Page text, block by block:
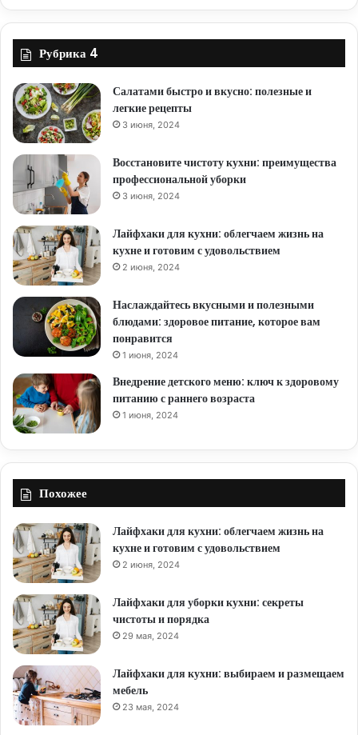
Рубрика 4
Салатами быстро и вкусно: полезные и
легкие рецепты
3 июня, 2024
Восстановите чистоту кухни: преимущества
профессиональной уборки
3 июня, 2024
Лайфхаки для кухни: облегчаем жизнь на
кухне и готовим с удовольствием
2 июня, 2024
Наслаждайтесь вкусными и полезными
блюдами: здоровое питание, которое вам
понравится
1 июня, 2024
Внедрение детского меню: ключ к здоровому
питанию с раннего возраста
1 июня, 2024
Похожее
Лайфхаки для кухни: облегчаем жизнь на
кухне и готовим с удовольствием
2 июня, 2024
Лайфхаки для уборки кухни: секреты
чистоты и порядка
29 мая, 2024
Лайфхаки для кухни: выбираем и размещаем
мебель
23 мая, 2024